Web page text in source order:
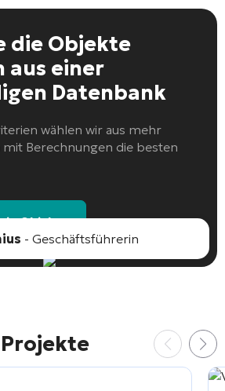
die Objekte
aus einer
Datenbank
wählen wir aus mehr
mit Berechnungen die besten
Objekt
- Geschäftsführerin